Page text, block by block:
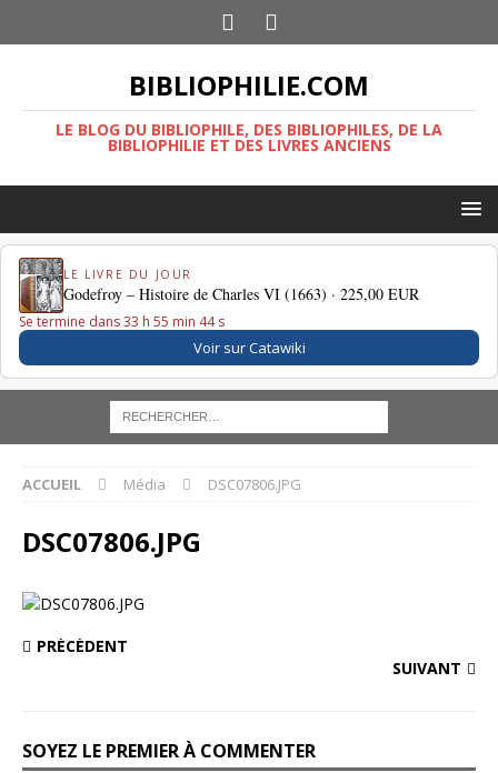
BIBLIOPHILIE.COM
LE BLOG DU BIBLIOPHILE, DES BIBLIOPHILES, DE LA
BIBLIOPHILIE ET DES LIVRES ANCIENS
LE LIVRE DU JOUR
Godefroy – Histoire de Charles VI (1663) ·225,00 EUR
Se termine dans 33 h 55 min 44 s
Voir sur Catawiki
ACCUEIL Média DSC07806.JPG
DSC07806.JPG
PRÉCÉDENT
SUIVANT
SOYEZ LE PREMIER À COMMENTER